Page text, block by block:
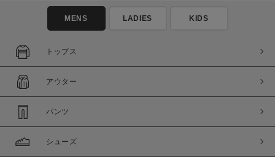
通常商品
セール価格
在庫
在庫あり
MENS LADIES KIDS
トップス
アウター
パンツ
シューズ